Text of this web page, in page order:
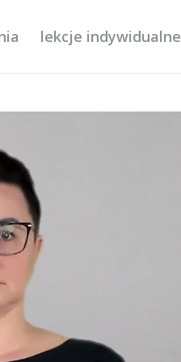
lekcje indywidualne